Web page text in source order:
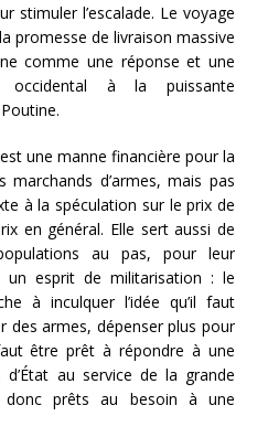
stimuler l’escalade. Le voyage
promesse de livraison massive
comme une réponse et une
occidental à la puissante
une manne financière pour la
marchands d’armes, mais pas
à la spéculation sur le prix de
en général. Elle sert aussi de
au pas, pour leur
un esprit de militarisation : le
à inculquer l’idée qu’il faut
des armes, dépenser plus pour
être prêt à répondre à une
au service de la grande
donc prêts au besoin à une